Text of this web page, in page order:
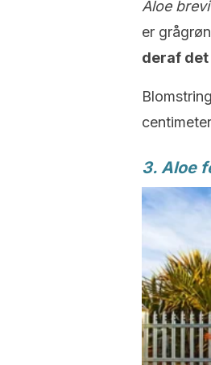
Aloe
er
deraf
3. Aloe